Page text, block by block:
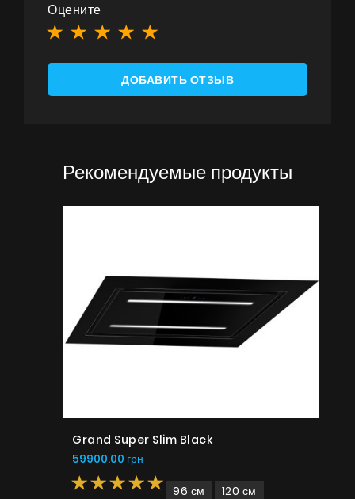
Оцените
ДОБАВИТЬ ОТЗЫВ
Рекомендуемые продукты
Grand Super Slim Black
59900.00 грн
96 см 120 см